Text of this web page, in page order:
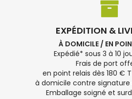
EXPÉDITION &
À DOMICILE / EN
Expédié* sous 3 à 10
Frais de port
en point relais dès 180 €
à domicile contre signature
Emballage soigné et